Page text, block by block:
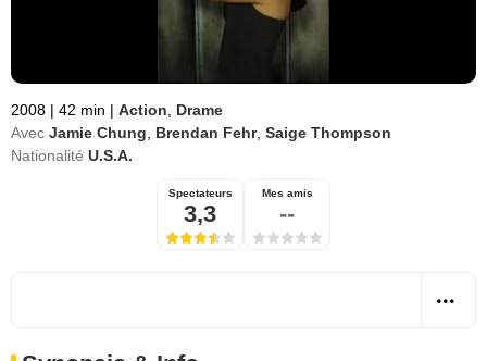
2008 | 42 min | Action
Drame
Avec Jamie Chung Brendan Fehr, Saige Thompson
Nationalité U.S.A.
Spectateurs
3,3
Mes amis
--